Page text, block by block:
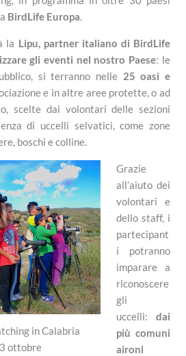
BirdLife Europa.
la Lipu, partner italiano di BirdLife
gli eventi nel nostro Paese: le
si terranno nelle 25 oasi e
e in altre aree protette, o ad
scelte dai volontari delle sezioni
di uccelli selvatici, come zone
boschi e colline.
in Calabria
ottobre
Grazie
all’aiuto dei
volontari e
dello staff, i
partecipant
i potranno
imparare a
riconoscere
gli
uccelli: dai
più comuni
aironi